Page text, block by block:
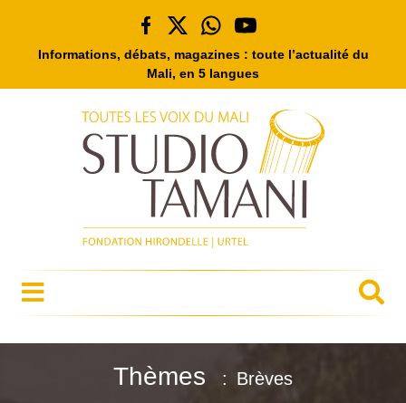
Informations, débats, magazines : toute l’actualité du
Mali, en 5 langues
Thèmes Brèves